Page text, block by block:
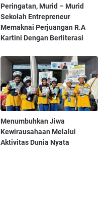
Peringatan, Murid – Murid
Sekolah Entrepreneur
Memaknai Perjuangan R.A
Kartini Dengan Berliterasi
Menumbuhkan Jiwa
Kewirausahaan Melalui
Aktivitas Dunia Nyata